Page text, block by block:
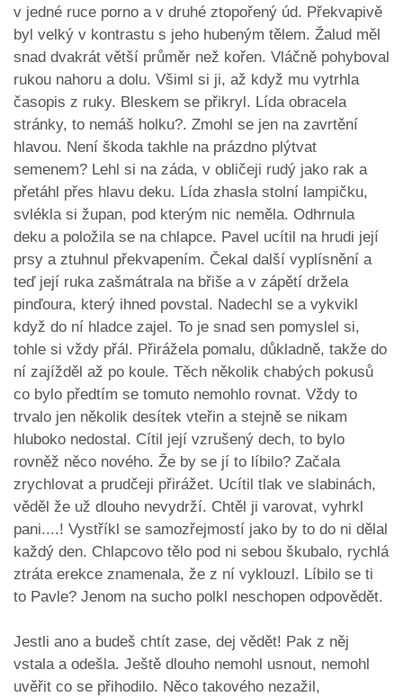
v jedné ruce porno a v druhé ztopořený úd. Překvapivě
byl velký v kontrastu s jeho hubeným tělem. Žalud měl
snad dvakrát větší průměr než kořen. Vláčně pohyboval
rukou nahoru a dolu. Všiml si ji, až když mu vytrhla
časopis z ruky. Bleskem se přikryl. Lída obracela
stránky, to nemáš holku?. Zmohl se jen na zavrtění
hlavou. Není škoda takhle na prázdno plýtvat
semenem? Lehl si na záda, v obličeji rudý jako rak a
přetáhl přes hlavu deku. Lída zhasla stolní lampičku,
svlékla si župan, pod kterým nic neměla. Odhrnula
deku a položila se na chlapce. Pavel ucítil na hrudi její
prsy a ztuhnul překvapením. Čekal další vyplísnění a
teď její ruka zašmátrala na břiše a v zápětí držela
pinďoura, který ihned povstal. Nadechl se a vykvikl
když do ní hladce zajel. To je snad sen pomyslel si,
tohle si vždy přál. Přirážela pomalu, důkladně, takže do
ní zajížděl až po koule. Těch několik chabých pokusů
co bylo předtím se tomuto nemohlo rovnat. Vždy to
trvalo jen několik desítek vteřin a stejně se nikam
hluboko nedostal. Cítil její vzrušený dech, to bylo
rovněž něco nového. Že by se jí to líbilo? Začala
zrychlovat a prudčeji přirážet. Ucítil tlak ve slabinách,
věděl že už dlouho nevydrží. Chtěl ji varovat, vyhrkl
pani....! Vystříkl se samozřejmostí jako by to do ni dělal
každý den. Chlapcovo tělo pod ni sebou škubalo, rychlá
ztráta erekce znamenala, že z ní vyklouzl. Líbilo se ti
to Pavle? Jenom na sucho polkl neschopen odpovědět.
Jestli ano a budeš chtít zase, dej vědět! Pak z něj
vstala a odešla. Ještě dlouho nemohl usnout, nemohl
uvěřit co se přihodilo. Něco takového nezažil,